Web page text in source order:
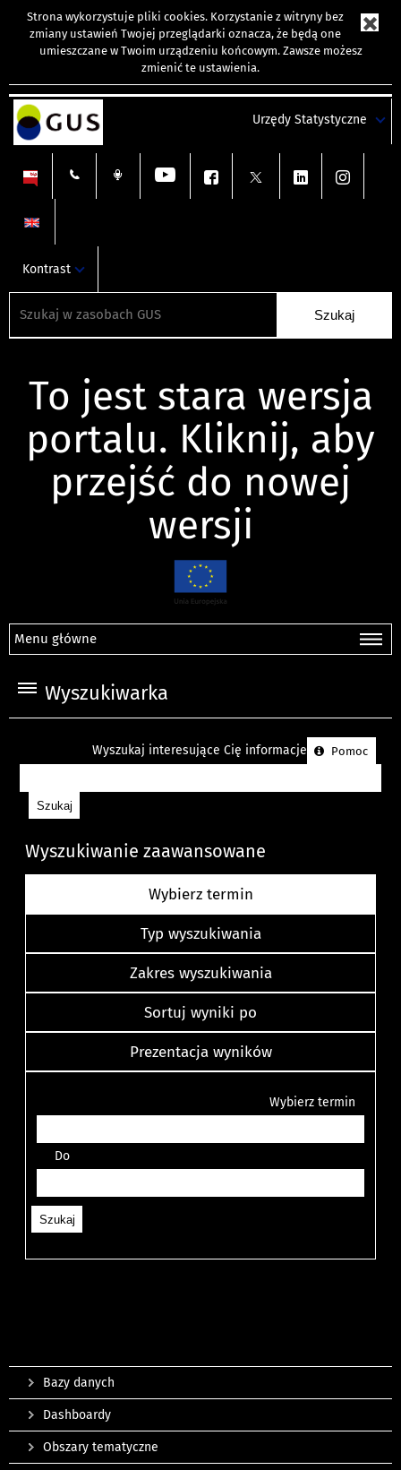
Strona wykorzystuje pliki cookies. Korzystanie z witryny bez
zmiany ustawień Twojej przeglądarki oznacza, że będą one
umieszczane w Twoim urządzeniu końcowym. Zawsze możesz
zmienić te ustawienia.
Urzędy Statystyczne
Kontrast
To jest stara wersja
portalu. Kliknij, aby
przejść do nowej
wersji
Menu główne
Wyszukiwarka
Pomoc
Wyszukaj interesujące Cię informacje
Wyszukiwanie zaawansowane
Wybierz termin
Typ wyszukiwania
Zakres wyszukiwania
Sortuj wyniki po
Prezentacja wyników
Wybierz termin
Do
Bazy danych
Dashboardy
Obszary tematyczne